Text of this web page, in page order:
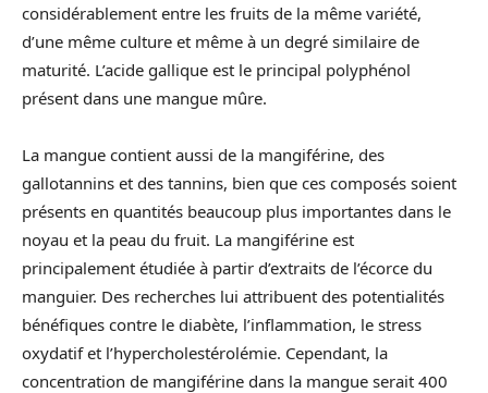
considérablement entre les fruits de la même variété,
d’une même culture et même à un degré similaire de
maturité. L’acide gallique est le principal polyphénol
présent dans une mangue mûre.
La mangue contient aussi de la mangiférine, des
gallotannins et des tannins, bien que ces composés soient
présents en quantités beaucoup plus importantes dans le
noyau et la peau du fruit. La mangiférine est
principalement étudiée à partir d’extraits de l’écorce du
manguier. Des recherches lui attribuent des potentialités
bénéfiques contre le diabète, l’inflammation, le stress
oxydatif et l’hypercholestérolémie. Cependant, la
concentration de mangiférine dans la mangue serait 400